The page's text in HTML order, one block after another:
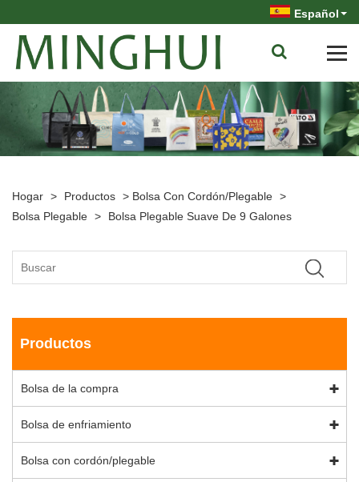
Español
Hogar > Productos > Bolsa Con Cordón/plegable >
Bolsa Plegable > Bolsa Plegable Suave De 9 Galones
Productos
Bolsa de la compra
Bolsa de enfriamiento
Bolsa con cordón/plegable